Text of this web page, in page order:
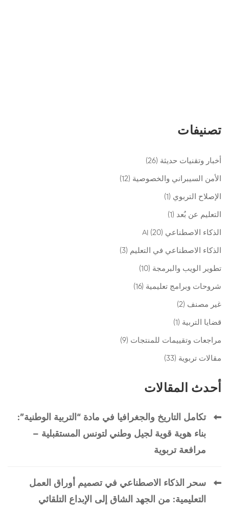
تصنيفات
أخبار وتقنيات حديثة (26)
الأمن السيبراني والخصوصية (12)
الإصلاح التربوي (1)
التعليم عن بُعد (1)
الذكاء الاصطناعي AI (20)
الذكاء الاصطناعي في التعليم (3)
تطوير الويب والبرمجة (10)
شروحات وبرامج تعليمية (16)
غير مصنف (2)
قضايا التربية (1)
مراجعات وتقييمات للمنتجات (9)
مقالات تربوية (33)
أحدث المقالات
تكامل التاريخ والجغرافيا في مادة “التربية الوطنية”:
بناء هوية قوية لجيل وطني لتونس المستقبلية –
مرافعة تربوية
سحر الذكاء الاصطناعي في تصميم أوراق العمل
التعليمية: من الجهد الشاق إلى الإبداع التلقائي